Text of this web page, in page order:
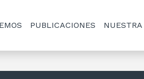
PUBLICACIONES NUESTRA